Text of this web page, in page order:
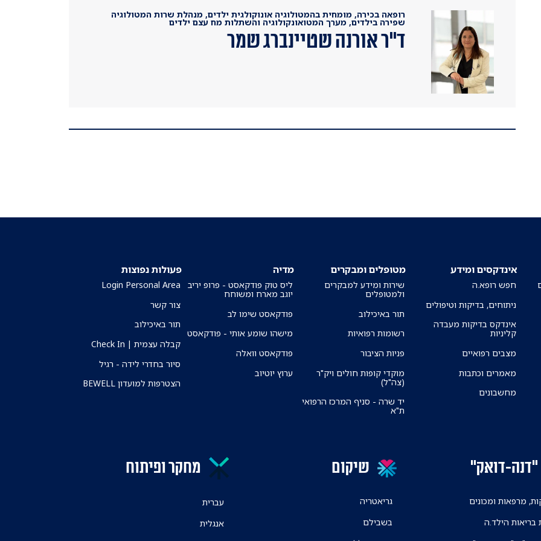
רופאה בכירה, מומחית בהמטולוגיה אונוקולגית ילדים, מנהלת שרות המטולוגיה
שפירה בילדים, מערך המטואונקולוגיה והשתלות מח עצם ילדים
ד"ר אורנה שטיינברג שמר
אינדקסים ומידע
חפש רופא.ה
ניתוחים, בדיקות וטיפולים
אינדקס בדיקות מעבדה
קליניות
מצבים רפואיים
מאמרים וכתבות
מחשבונים
מטופלים ומבקרים
שירות ומידע למבקרים
ולמטופלים
תור באיכילוב
רשומות רפואיות
פניות הציבור
מוקדי קופות חולים ויק"ר
(צה"ל)
יד שרה - סניף המרכז הרפואי
ת"א
מדיה
ליס טוק פודקאסט - פרופ יריב
יוגב מארח ומשוחח
פודקאסט שימו לב
מישהו שומע אותי - פודקאסט
פודקאסט וואלה
ערוץ יוטיוב
פעולות נפוצות
Login Personal Area
צור קשר
תור באיכילוב
קבלה עצמית | Check In
סיור בחדרי לידה - רגיל
הצטרפות למועדון BEWELL
"דנה-דואק"
מרפאות ומכונים
בריאות הילד.ה
שיקום
גריאטריה
בשבילם
מחקר ופיתוח
עברית
אנגלית